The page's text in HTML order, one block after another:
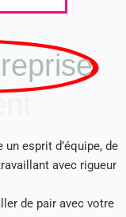
esprit d’équipe, de
avec rigueur
de pair avec votre